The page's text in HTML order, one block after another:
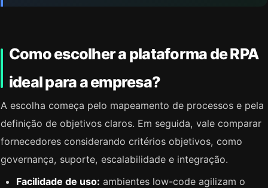
Como escolher a plataforma de RPA
ideal para a empresa?
A escolha começa pelo mapeamento de processos e pela
definição de objetivos claros. Em seguida, vale comparar
fornecedores considerando critérios objetivos, como
governança, suporte, escalabilidade e integração.
Facilidade de uso: ambientes low-code agilizam o